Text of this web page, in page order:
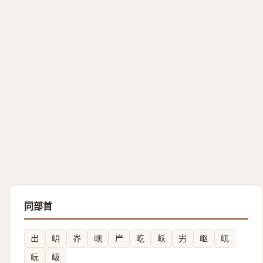
同部首
岀 岄 岕 岘 屵 屹 岆 屴 岖
屼
岏
岋